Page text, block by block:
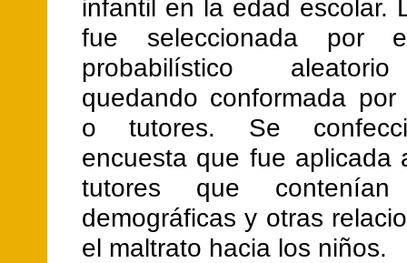
infantil en la edad escolar.
fue seleccionada por
probabilístico
quedando conformada
o tutores. Se
encuesta que fue aplicada
tutores que contenían
demográficas y otras
el maltrato hacia los niños.